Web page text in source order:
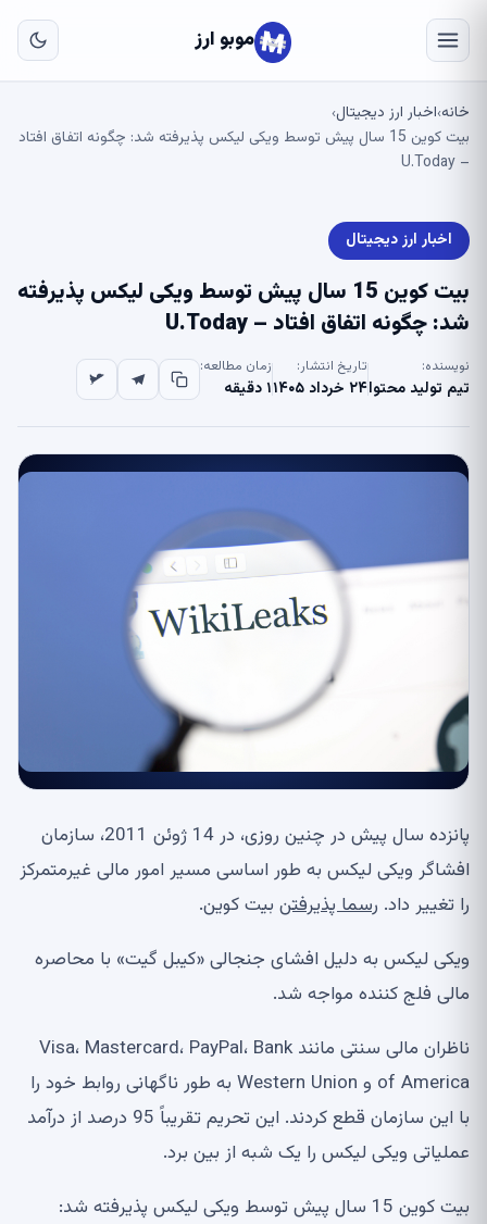
موبو ارز
خانه›اخبار ارز دیجیتال›
بیت کوین 15 سال پیش توسط ویکی لیکس پذیرفته شد: چگونه اتفاق افتاد
– U.Today
اخبار ارز دیجیتال
بیت کوین 15 سال پیش توسط ویکی لیکس پذیرفته
شد: چگونه اتفاق افتاد – U.Today
نویسنده:
تیم تولید محتوا
تاریخ انتشار:
۲۴ خرداد ۱۴۰۵
زمان مطالعه:
۱ دقیقه
پانزده سال پیش در چنین روزی، در 14 ژوئن 2011، سازمان
افشاگر ویکی لیکس به طور اساسی مسیر امور مالی غیرمتمرکز
را تغییر داد. رسما پذیرفتن بیت کوین.
ویکی لیکس به دلیل افشای جنجالی «کیبل گیت» با محاصره
مالی فلج کننده مواجه شد.
ناظران مالی سنتی مانند Visa، Mastercard، PayPal، Bank
of America و Western Union به طور ناگهانی روابط خود را
با این سازمان قطع کردند. این تحریم تقریباً 95 درصد از درآمد
عملیاتی ویکی لیکس را یک شبه از بین برد.
بیت کوین 15 سال پیش توسط ویکی لیکس پذیرفته شد: